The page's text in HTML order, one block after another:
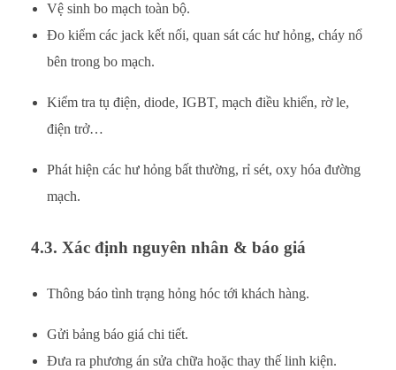
Vệ sinh bo mạch toàn bộ.
Đo kiểm các jack kết nối, quan sát các hư hỏng, cháy nổ
bên trong bo mạch.
Kiểm tra tụ điện, diode, IGBT, mạch điều khiển, rờ le,
điện trở…
Phát hiện các hư hỏng bất thường, rỉ sét, oxy hóa đường
mạch.
4.3. Xác định nguyên nhân & báo giá
Thông báo tình trạng hỏng hóc tới khách hàng.
Gửi bảng báo giá chi tiết.
Đưa ra phương án sửa chữa hoặc thay thế linh kiện.